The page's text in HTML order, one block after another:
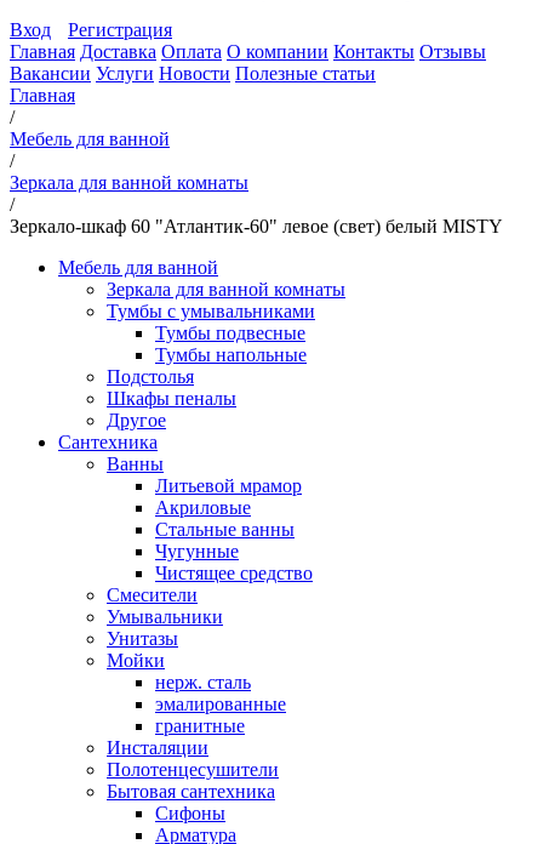
Вход
Регистрация
Главная Доставка Оплата О компании Контакты Отзывы
Вакансии Услуги Новости Полезные статьи
Главная
/
Мебель для ванной
/
Зеркала для ванной комнаты
/
Зеркало-шкаф 60 "Атлантик-60" левое (свет) белый MISTY
Мебель для ванной
Зеркала для ванной комнаты
Тумбы с умывальниками
Тумбы подвесные
Тумбы напольные
Подстолья
Шкафы пеналы
Другое
Сантехника
Ванны
Литьевой мрамор
Акриловые
Стальные ванны
Чугунные
Чистящее средство
Смесители
Умывальники
Унитазы
Мойки
нерж. сталь
эмалированные
гранитные
Инсталяции
Полотенцесушители
Бытовая сантехника
Сифоны
Арматура